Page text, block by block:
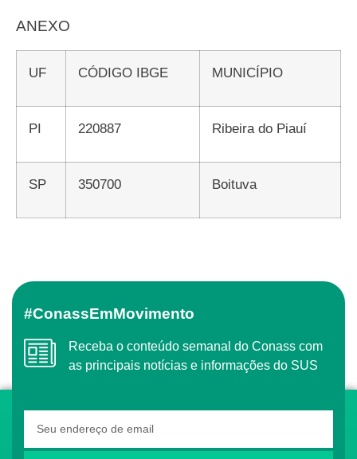
ANEXO
UF CÓDIGO IBGE MUNICÍPIO
PI 220887 Ribeira do Piauí
SP 350700 Boituva
#ConassEmMovimento
Receba o conteúdo semanal do Conass com
as principais notícias e informações do SUS